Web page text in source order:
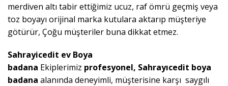
merdiven altı tabir ettiğimiz ucuz, raf ömrü geçmiş veya
toz boyayı orijinal marka kutulara aktarıp müşteriye
götürür, Çoğu müşteriler buna dikkat etmez.
Sahrayicedit ev Boya
badana Ekiplerimiz profesyonel, Sahrayıcedit boya
badana alanında deneyimli, müşterisine karşı saygılı